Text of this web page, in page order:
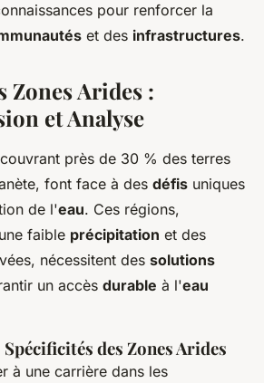
pour renforcer la
et des infrastructures.
Zones Arides :
et Analyse
près de 30 % des terres
font face à des défis uniques
de l'eau. Ces régions,
faible précipitation et des
nécessitent des solutions
un accès durable à l'eau
des Zones Arides
à une carrière dans les